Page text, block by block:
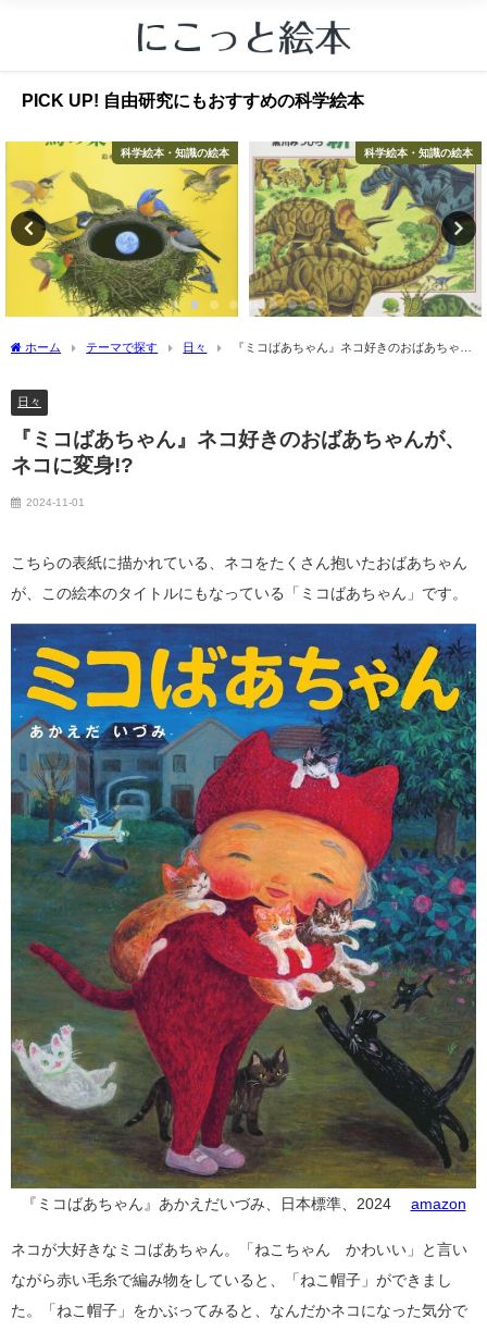
PICK UP! 自由研究にもおすすめの科学絵本
科学絵本・知識の絵本 科学絵本・知識の絵本
ホーム テーマで探す 日々
『ミコばあちゃん』ネコ好きのおばあちゃん
日々
『ミコばあちゃん』ネコ好きのおばあちゃんが、
ネコに変身!?
2024-11-01
こちらの表紙に描かれている、ネコをたくさん抱いたおばあちゃん
が、この絵本のタイトルにもなっている「ミコばあちゃん」です。
『ミコばあちゃん』あかえだいづみ、日本標準、2024 amazon
ネコが大好きなミコばあちゃん。「ねこちゃん かわいい」と言い
ながら赤い毛糸で編み物をしていると、「ねこ帽子」ができまし
た。「ねこ帽子」をかぶってみると、なんだかネコになった気分で